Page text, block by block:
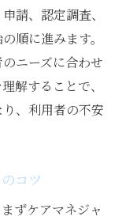
請、認定調査、
順に進みます。
ニーズに合わせ
解することで、
、利用者の不安
コツ
ずケアマネジャ